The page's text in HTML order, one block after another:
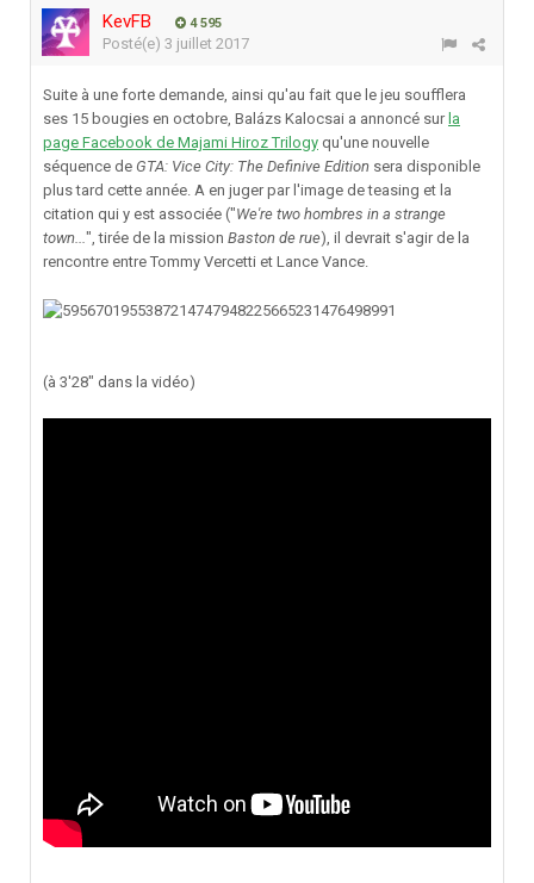
KevFB 4 595
Posté(e) 3 juillet 2017
Suite à une forte demande, ainsi qu'au fait que le jeu soufflera
ses 15 bougies en octobre, Balázs Kalocsai a annoncé sur la
page Facebook de Majami Hiroz Trilogy qu'une nouvelle
séquence de GTA: Vice City: The Definive Edition sera disponible
plus tard cette année. A en juger par l'image de teasing et la
citation qui y est associée ("We're two hombres in a strange
town...",tirée de la mission Baston de rue), il devrait s'agir de la
rencontre entre Tommy Vercetti et Lance Vance.
(à 3'28" dans la vidéo)